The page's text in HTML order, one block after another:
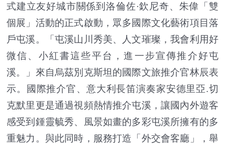
式建立友好城市關係到洛倫佐·欽尼奇、朱偉「雙
個展」活動的正式啟動，眾多國際文化藝術項目落
戶屯溪。「屯溪山川秀美、人文璀璨，我會利用好
微信、小紅書這些平台，進一步宣傳推介好屯
溪。」來自烏茲別克斯坦的國際文旅推介官林辰表
示。國際推介官、意大利長笛演奏家安德里亞.切
克默里更是通過視頻熱情推介屯溪，讓國內外遊客
感受到鍾靈毓秀、風景如畫的多彩屯溪所擁有的多
重魅力。與此同時，服務打造「外交會客廳」，舉